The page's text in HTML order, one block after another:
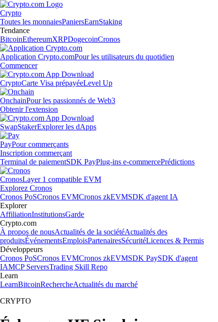
Crypto
Toutes les monnaiesPaniersEarnStaking
Tendance
BitcoinEthereumXRPDogecoinCronos
Application Crypto.comPour les utilisateurs du quotidien
Commencer
CryptoCarte Visa prépayéeLevel Up
OnchainPour les passionnés de Web3
Obtenir l'extension
SwapStakerExplorer les dApps
PayPour commerçants
Inscription commerçant
Terminal de paiementSDK PayPlug-ins e-commercePrédictions
CronosLayer 1 compatible EVM
Explorez Cronos
Cronos PoSCronos EVMCronos zkEVMSDK d'agent IA
Explorer
AffiliationInstitutionsGarde
Crypto.com
À propos de nousActualités de la sociétéActualités des
produitsÉvénementsEmploisPartenairesSécuritéLicences & Permis
Développeurs
Cronos PoSCronos EVMCronos zkEVMSDK PaySDK d'agent
IAMCP ServersTrading Skill Repo
Learn
LearnBitcoinRechercheActualités du marché
CRYPTO